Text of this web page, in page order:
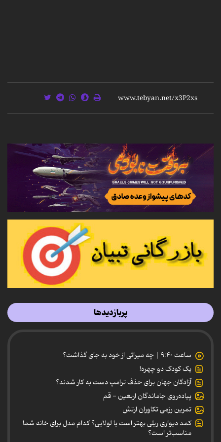
پربازدیدها
ساعت ۹:۴۰ | چه میراثی از خود به جای گذاشت؟
یک کودک دو چهره!
آزادگان جهان برای حذف ترامپ دست به کار شدند؟
پیاده‌روی جاماندگان اربعین - قم
تمرین رزمی تکاوران ارتش
کمد دیواری ریلی بهتر است یا لولایی؟ کدام مدل برای خانه شما
مناسب‌تر است؟